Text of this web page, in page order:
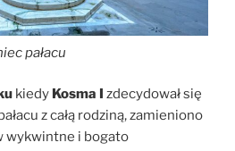
pałacu
kiedy Kosma I
zdecydował się
z całą rodziną, zamieniono
wykwintne i bogato